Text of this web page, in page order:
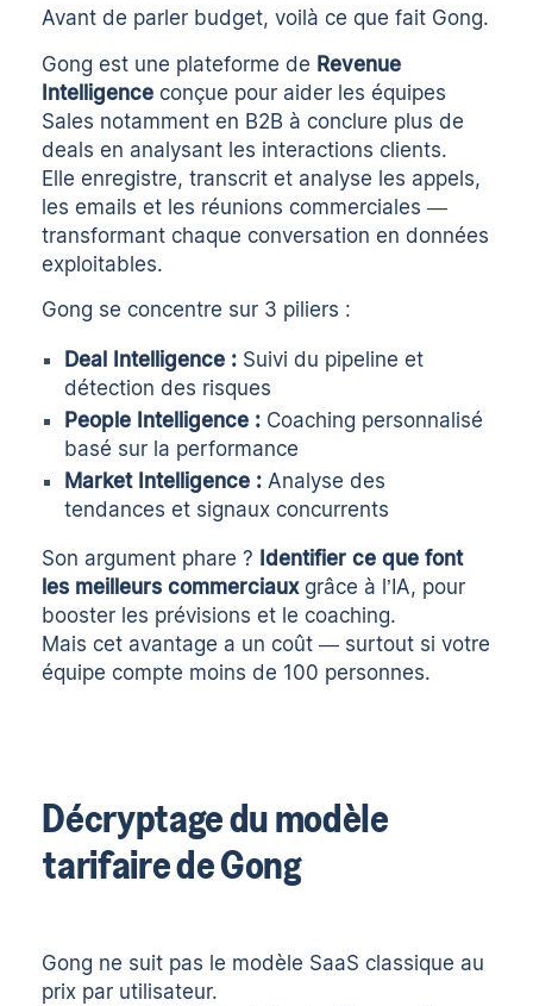
Avant de parler budget, voilà ce que fait Gong.
Gong est une plateforme de Revenue
Intelligence conçue pour aider les équipes
Sales notamment en B2B à conclure plus de
deals en analysant les interactions clients.
Elle enregistre, transcrit et analyse les appels,
les emails et les réunions commerciales —
transformant chaque conversation en données
exploitables.
Gong se concentre sur 3 piliers :
Deal Intelligence : Suivi du pipeline et
détection des risques
People Intelligence : Coaching personnalisé
basé sur la performance
Market Intelligence : Analyse des
tendances et signaux concurrents
Son argument phare ? Identifier ce que font
les meilleurs commerciauxgrâce à l’IA, pour
booster les prévisions et le coaching.
Mais cet avantage a un coût — surtout si votre
équipe compte moins de 100 personnes.
Décryptage du modèle
tarifaire de Gong
Gong ne suit pas le modèle SaaS classique au
prix par utilisateur.